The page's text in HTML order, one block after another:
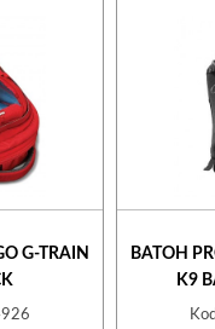
G-TRAIN
BATOH
K9